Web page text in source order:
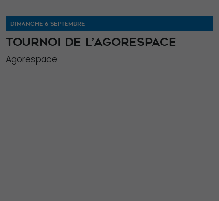
DIMANCHE 6 SEPTEMBRE
TOURNOI DE L’AGORESPACE
Agorespace